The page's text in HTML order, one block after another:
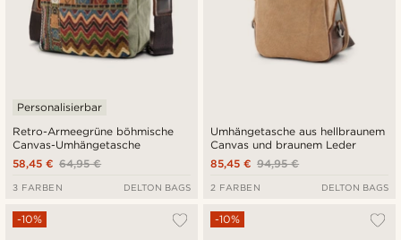
Retro-Armeegrüne böhmische
Canvas-Umhängetasche
Personalisierbar
64,95 €
58,45 €
3 FARBEN DELTON BAGS
Umhängetasche aus hellbraunem
Canvas und braunem Leder
94,95 €
85,45 €
2 FARBEN DELTON BAGS
-10% -10%